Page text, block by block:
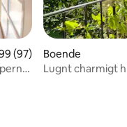
av 5 i genomsnittligt
(97)
Boende
Lugnt charmigt